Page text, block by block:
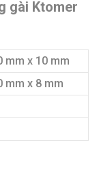
gài Ktomer
mm x 10 mm
mm x 8 mm